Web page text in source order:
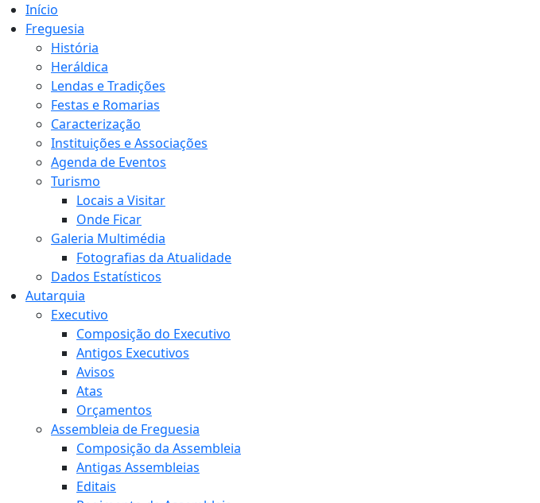
Início
Freguesia
História
Heráldica
Lendas e Tradições
Festas e Romarias
Caracterização
Instituições e Associações
Agenda de Eventos
Turismo
Locais a Visitar
Onde Ficar
Galeria Multimédia
Fotografias da Atualidade
Dados Estatísticos
Autarquia
Executivo
Composição do Executivo
Antigos Executivos
Avisos
Atas
Orçamentos
Assembleia de Freguesia
Composição da Assembleia
Antigas Assembleias
Editais